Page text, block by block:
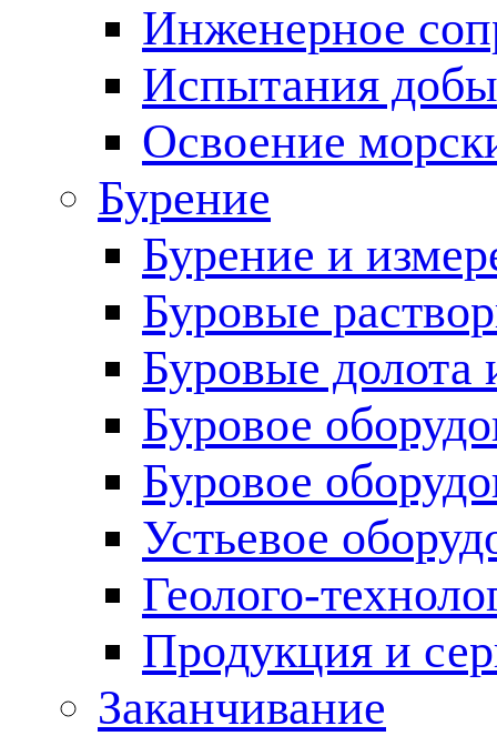
Инженерное
Испытания
Освоение
Бурение
Бурение и
Буровые
Буровые долота
Буровое
Буровое
Устьевое
Геолого-
Продукция и
Заканчивание